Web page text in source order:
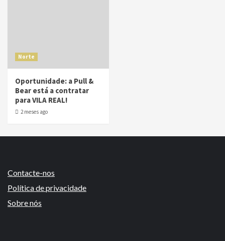
Norte
Oportunidade: a Pull &
Bear está a contratar
para VILA REAL!
2 meses ago
Contacte-nos
Política de privacidade
Sobre nós